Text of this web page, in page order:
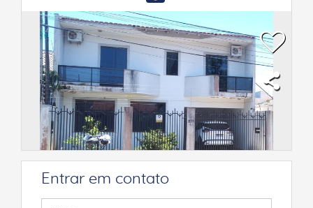
Entrar em contato